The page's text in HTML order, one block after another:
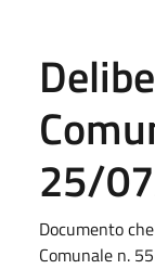
25/
Documento
Comunale n.